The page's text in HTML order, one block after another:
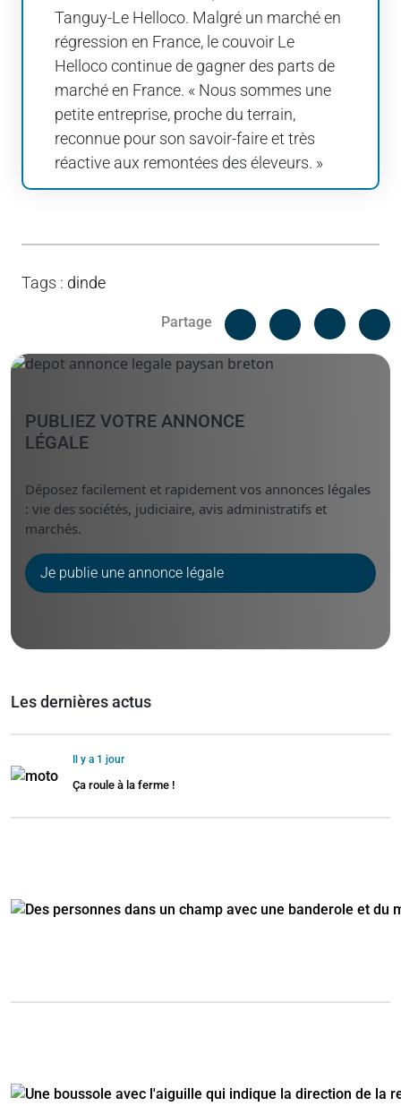
Tanguy-Le Helloco. Malgré un marché en
régression en France, le couvoir Le
Helloco continue de gagner des parts de
marché en France. « Nous sommes une
petite entreprise, proche du terrain,
reconnue pour son savoir-faire et très
réactive aux remontées des éleveurs. »
Tags : dinde
Partage
Facebook
Linked
PUBLIEZ VOTRE ANNONCE
LÉGALE
Déposez facilement et rapidement vos annonces légales
: vie des sociétés, judiciaire, avis administratifs et
marchés.
Je publie une annonce légale
Les dernières actus
Il y a 1 jour
Ça roule à la ferme !